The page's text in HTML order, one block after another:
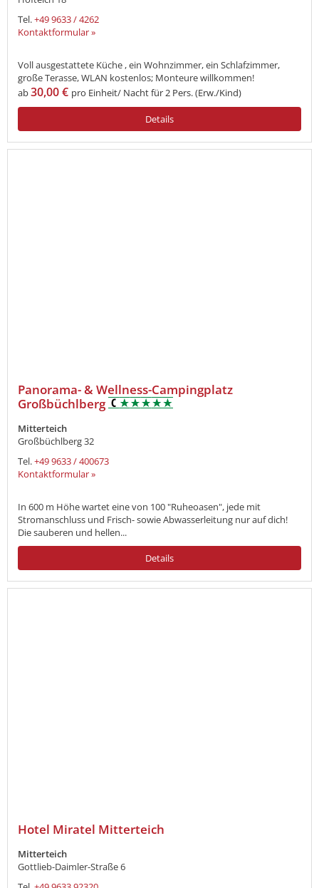
Tel.+49 9633 / 4262
Kontaktformular »
Voll ausgestattete Küche , ein Wohnzimmer, ein Schlafzimmer,
große Terasse, WLAN kostenlos; Monteure willkommen!
ab30,00 € pro Einheit/ Nacht für 2 Pers. (Erw./Kind)
Details
Panorama- & Wellness-Campingplatz
Großbüchlberg
Mitterteich
Großbüchlberg 32
Tel.+49 9633 / 400673
Kontaktformular »
In 600 m Höhe wartet eine von 100 "Ruheoasen", jede mit
Stromanschluss und Frisch- sowie Abwasserleitung nur auf dich!
Die sauberen und hellen...
Details
Hotel Miratel Mitterteich
Mitterteich
Gottlieb-Daimler-Straße 6